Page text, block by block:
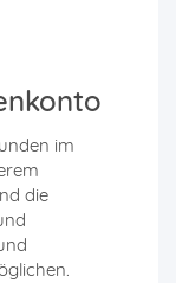
im
die